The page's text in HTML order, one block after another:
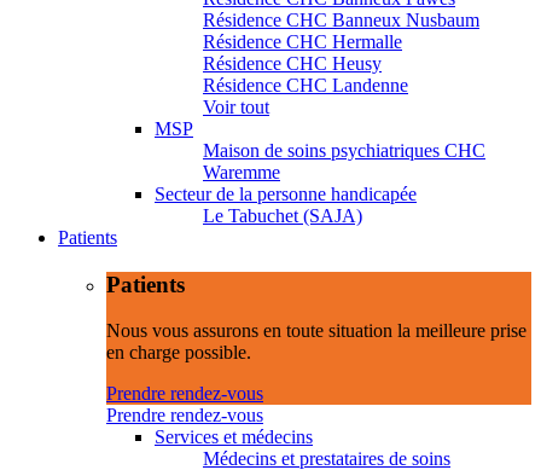
Résidence CHC Banneux Nusbaum
Résidence CHC Hermalle
Résidence CHC Heusy
Résidence CHC Landenne
Voir tout
MSP
Maison de soins psychiatriques CHC
Waremme
Secteur de la personne handicapée
Le Tabuchet (SAJA)
Patients
Patients
Nous vous assurons en toute situation la meilleure prise
en charge possible.
Prendre rendez-vous
Prendre rendez-vous
Services et médecins
Médecins et prestataires de soins